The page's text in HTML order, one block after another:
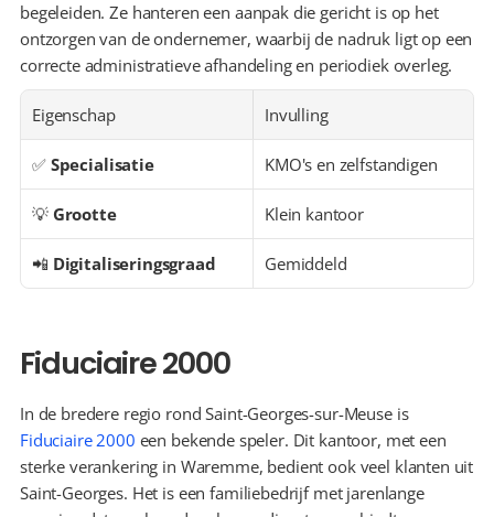
begeleiden. Ze hanteren een aanpak die gericht is op het
ontzorgen van de ondernemer, waarbij de nadruk ligt op een
correcte administratieve afhandeling en periodiek overleg.
Eigenschap Invulling
✅ Specialisatie KMO's en zelfstandigen
💡 Grootte Klein kantoor
📲 Digitaliseringsgraad Gemiddeld
Fiduciaire 2000
In de bredere regio rond Saint-Georges-sur-Meuse is
Fiduciaire 2000 een bekende speler. Dit kantoor, met een
sterke verankering in Waremme, bedient ook veel klanten uit
Saint-Georges. Het is een familiebedrijf met jarenlange